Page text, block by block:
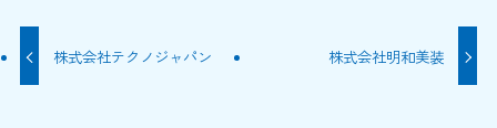
株式会社テクノジャパン 株式会社明和美装